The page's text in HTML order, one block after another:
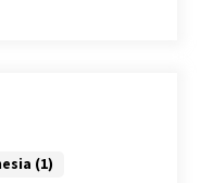
(1)